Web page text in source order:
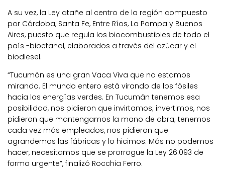
A su vez, la Ley atañe al centro de la región compuesto
por Córdoba, Santa Fe, Entre Ríos, La Pampa y Buenos
Aires, puesto que regula los biocombustibles de todo el
país -bioetanol, elaborados a través del azúcar y el
biodiesel.
“Tucumán es una gran Vaca Viva que no estamos
mirando. El mundo entero está virando de los fósiles
hacia las energías verdes. En Tucumán tenemos esa
posibilidad, nos pidieron que invirtamos; invertimos, nos
pidieron que mantengamos la mano de obra; tenemos
cada vez más empleados, nos pidieron que
agrandemos las fábricas y lo hicimos. Más no podemos
hacer, necesitamos que se prorrogue la Ley 26.093 de
forma urgente”, finalizó Rocchia Ferro.